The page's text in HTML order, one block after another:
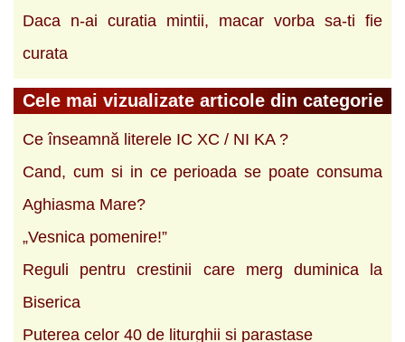
Daca n-ai curatia mintii, macar vorba sa-ti fie
curata
Cele mai vizualizate articole din categorie
Ce înseamnă literele IC XC / NI KA ?
Cand, cum si in ce perioada se poate consuma
Aghiasma Mare?
„Vesnica pomenire!”
Reguli pentru crestinii care merg duminica la
Biserica
Puterea celor 40 de liturghii si parastase